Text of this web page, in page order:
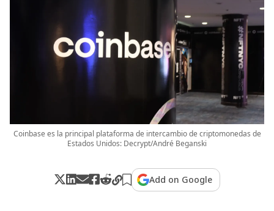
Coinbase es la principal plataforma de intercambio de criptomonedas de
Estados Unidos: Decrypt/André Beganski
Add on Google